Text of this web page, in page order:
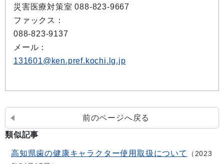
災害医療対策室 088-823-9667
ファックス：
088-823-9137
メール：
131601@ken.pref.kochi.lg.jp
前のページへ戻る
類似記事
高知県歯の健康キャラクター使用取扱について
2023